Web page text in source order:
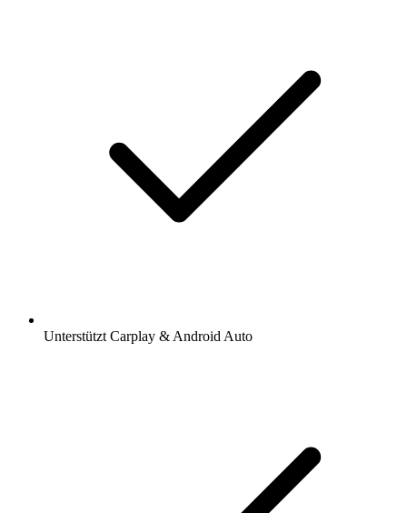
Unterstützt Carplay & Android Auto